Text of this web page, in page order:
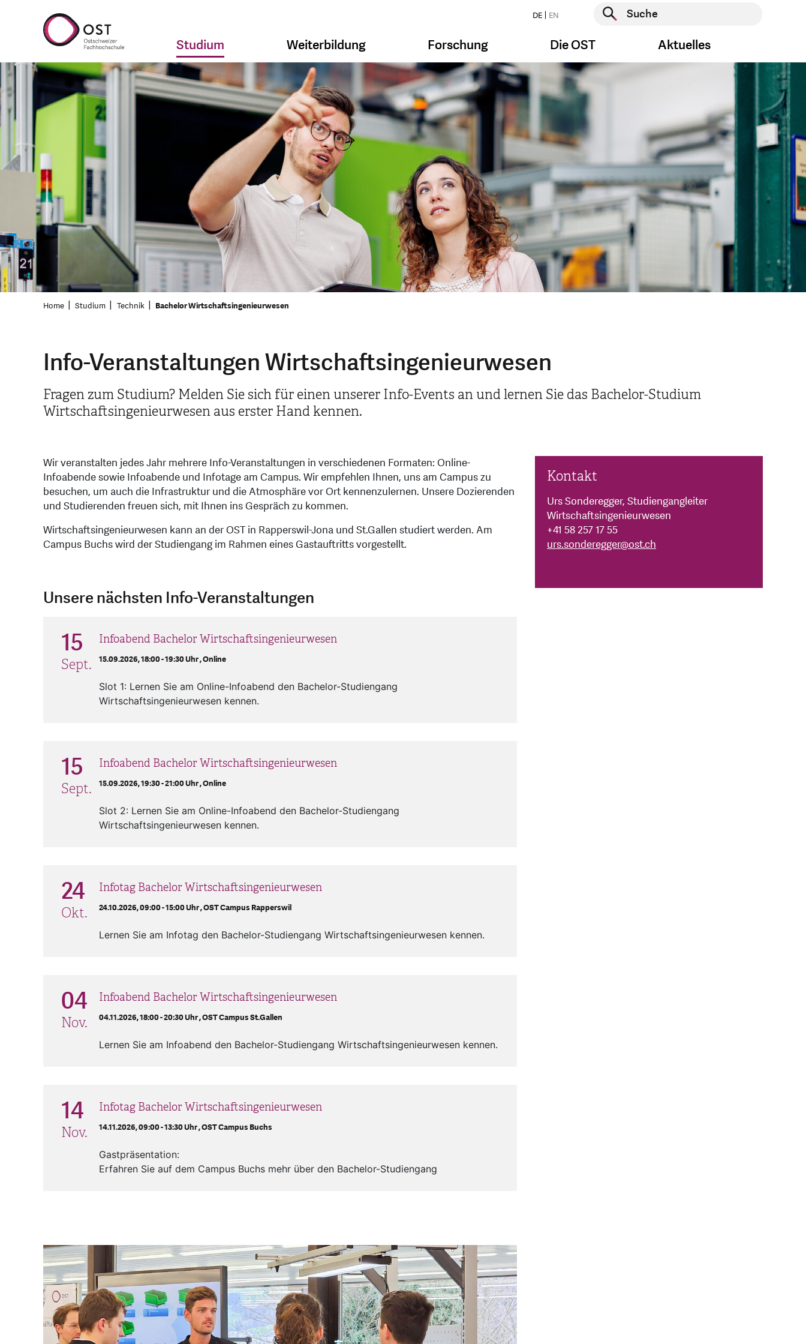
DE EN
Suche starten
Studium Weiterbildung Forschung Die OST Aktuelles
Home Studium Technik Bachelor Wirtschaftsingenieurwesen
Info-Veranstaltungen Wirtschaftsingenieurwesen
Fragen zum Studium? Melden Sie sich für einen unserer Info-Events an und lernen Sie das Bachelor-Studium
Wirtschaftsingenieurwesen aus erster Hand kennen.
Wir veranstalten jedes Jahr mehrere Info-Veranstaltungen in verschiedenen Formaten: Online-
Infoabende sowie Infoabende und Infotage am Campus. Wir empfehlen Ihnen, uns am Campus zu
besuchen, um auch die Infrastruktur und die Atmosphäre vor Ort kennenzulernen. Unsere Dozierenden
und Studierenden freuen sich, mit Ihnen ins Gespräch zu kommen.
Wirtschaftsingenieurwesen kann an der OST in Rapperswil-Jona und St.Gallen studiert werden. Am
Campus Buchs wird der Studiengang im Rahmen eines Gastauftritts vorgestellt.
Unsere nächsten Info-Veranstaltungen
15
Sept.
Infoabend Bachelor Wirtschaftsingenieurwesen
15.09.2026, 18:00 - 19:30 Uhr ,Online
Slot 1: Lernen Sie am Online-Infoabend den Bachelor-Studiengang
Wirtschaftsingenieurwesen kennen.
15
Sept.
Infoabend Bachelor Wirtschaftsingenieurwesen
15.09.2026, 19:30 - 21:00 Uhr ,Online
Slot 2: Lernen Sie am Online-Infoabend den Bachelor-Studiengang
Wirtschaftsingenieurwesen kennen.
24
Okt.
Infotag Bachelor Wirtschaftsingenieurwesen
24.10.2026, 09:00 - 15:00 Uhr ,OST Campus Rapperswil
Lernen Sie am Infotag den Bachelor-Studiengang Wirtschaftsingenieurwesen kennen.
04
Nov.
Infoabend Bachelor Wirtschaftsingenieurwesen
04.11.2026, 18:00 - 20:30 Uhr ,OST Campus St.Gallen
Lernen Sie am Infoabend den Bachelor-Studiengang Wirtschaftsingenieurwesen kennen.
14
Nov.
Infotag Bachelor Wirtschaftsingenieurwesen
14.11.2026, 09:00 - 13:30 Uhr ,OST Campus Buchs
Gastpräsentation:
Erfahren Sie auf dem Campus Buchs mehr über den Bachelor-Studiengang
Kontakt
Urs Sonderegger, Studiengangleiter
Wirtschaftsingenieurwesen
+41 58 257 17 55
urs.sonderegger@ost.ch